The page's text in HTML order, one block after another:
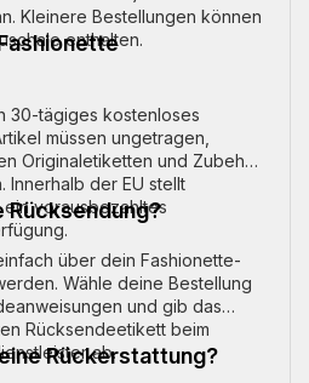
Kleinere Bestellungen können
enthalten.
30-tägiges kostenloses
müssen ungetragen,
Originaletiketten und Zubehör
der EU stellt
vorausbezahltes
über dein Fashionette-
Wähle deine Bestellung
und gib das
Rücksendeetikett beim
ab.
Rückerstattung?